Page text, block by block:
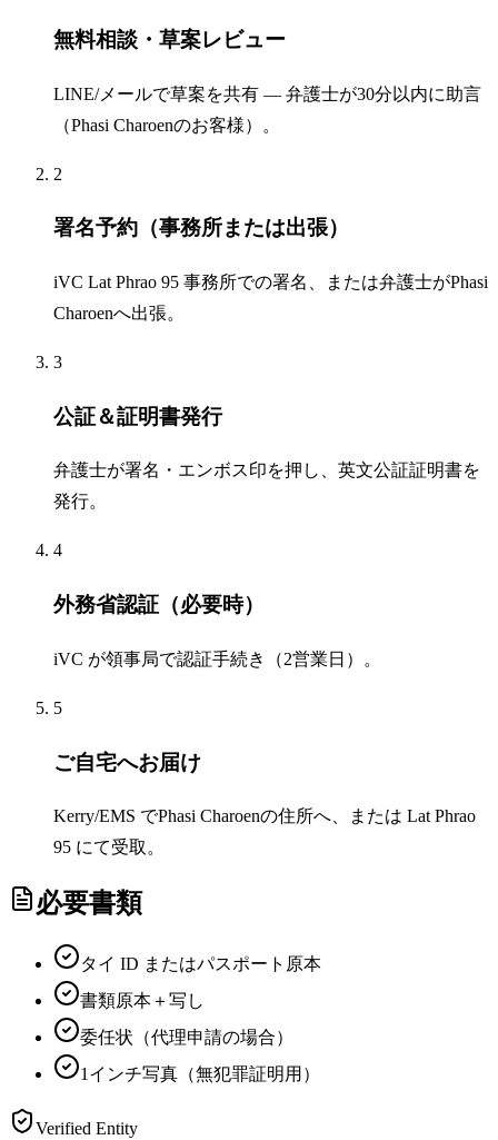
無料相談・草案レビュー
LINE/メールで草案を共有 — 弁護士が30分以内に助言
（Phasi Charoenのお客様）。
2
署名予約（事務所または出張）
iVC Lat Phrao 95 事務所での署名、または弁護士がPhasi
Charoenへ出張。
3
公証＆証明書発行
弁護士が署名・エンボス印を押し、英文公証証明書を
発行。
4
外務省認証（必要時）
iVC が領事局で認証手続き（2営業日）。
5
ご自宅へお届け
Kerry/EMS でPhasi Charoenの住所へ、または Lat Phrao
95 にて受取。
必要書類
タイ ID またはパスポート原本
書類原本＋写し
委任状（代理申請の場合）
1インチ写真（無犯罪証明用）
Verified Entity